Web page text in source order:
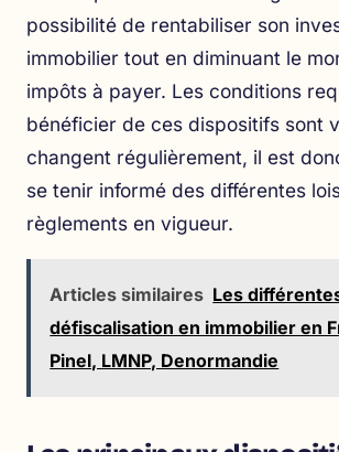
possibilité de rentabiliser son
immobilier tout en diminuant le
impôts à payer. Les conditions
bénéficier de ces dispositifs sont
changent régulièrement, il est
se tenir informé des différentes
règlements en vigueur.
Articles similaires Les
défiscalisation en immobilier en
Pinel, LMNP, Denormandie